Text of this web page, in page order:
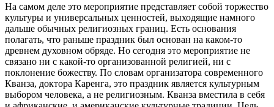
На самом деле это мероприятие представляет собой торжество
культуры и универсальных ценностей, выходящие намного
дальше обычных религиозных границ. Есть основания
полагать, что раньше праздник был основан на каком-то
древнем духовном обряде. Но сегодня это мероприятие не
связано ни с какой-то организованной религией, ни с
поклонение божеству. По словам организатора современного
Кванза, доктора Каренга, это праздник является культурным
выбором человека, а не религиозным. Кванза вместила в себя